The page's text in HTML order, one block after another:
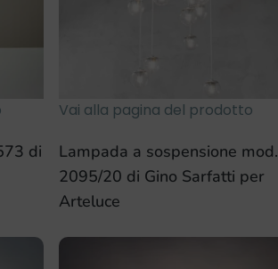
di
Vai alla pagina del prodotto
Lampada a sospensione mod.
2095/20 di Gino Sarfatti per
Arteluce